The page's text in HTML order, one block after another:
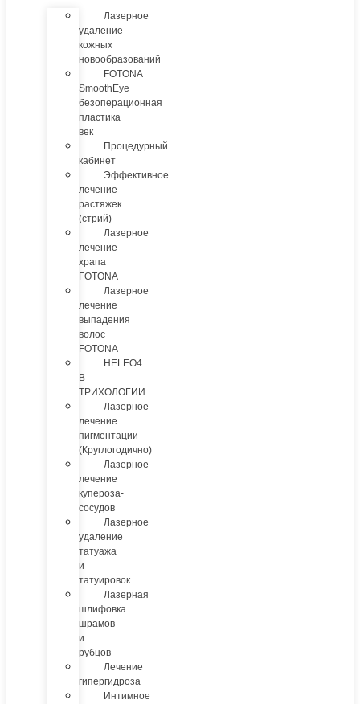
Лазерное
удаление
кожных
новообразований
FOTONA
SmoothEye
безоперационная
пластика
век
Процедурный
кабинет
Эффективное
лечение
растяжек
(стрий)
Лазерное
лечение
храпа
FOTONA
Лазерное
лечение
выпадения
волос
FOTONA
HELEO4
В
ТРИХОЛОГИИ
Лазерное
лечение
пигментации
(Круглогодично)
Лазерное
лечение
купероза-
сосудов
Лазерное
удаление
татуажа
и
татуировок
Лазерная
шлифовка
шрамов
и
рубцов
Лечение
гипергидроза
Интимное